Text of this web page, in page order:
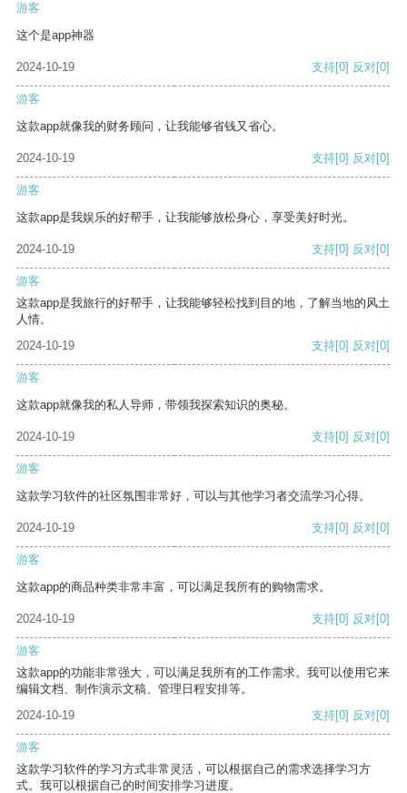
游客
这个是app神器
2024-10-19 支持[0] 反对[0]
游客
这款app就像我的财务顾问，让我能够省钱又省心。
2024-10-19 支持[0] 反对[0]
游客
这款app是我娱乐的好帮手，让我能够放松身心，享受美好时光。
2024-10-19 支持[0] 反对[0]
游客
这款app是我旅行的好帮手，让我能够轻松找到目的地，了解当地的风土
人情。
2024-10-19
支持[0] 反对[0]
游客
这款app就像我的私人导师，带领我探索知识的奥秘。
2024-10-19 支持[0] 反对[0]
游客
这款学习软件的社区氛围非常好，可以与其他学习者交流学习心得。
2024-10-19 支持[0] 反对[0]
游客
这款app的商品种类非常丰富，可以满足我所有的购物需求。
2024-10-19 支持[0] 反对[0]
游客
这款app的功能非常强大，可以满足我所有的工作需求。我可以使用它来
编辑文档、制作演示文稿、管理日程安排等。
2024-10-19
支持[0] 反对[0]
游客
这款学习软件的学习方式非常灵活，可以根据自己的需求选择学习方
式。我可以根据自己的时间安排学习进度。